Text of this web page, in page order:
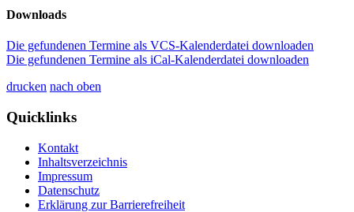
Downloads
Die gefundenen Termine als VCS-Kalenderdatei downloaden
Die gefundenen Termine als iCal-Kalenderdatei downloaden
drucken nach oben
Quicklinks
Kontakt
Inhaltsverzeichnis
Impressum
Datenschutz
Erklärung zur Barrierefreiheit